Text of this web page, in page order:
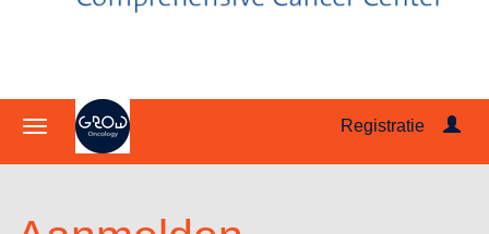
Registratie